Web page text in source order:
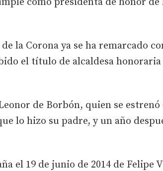
la Corona ya se ha remarcado
el título de alcaldesa
de Borbón, quien se estrenó
lo hizo su padre, y un año
el 19 de junio de 2014 de Felipe